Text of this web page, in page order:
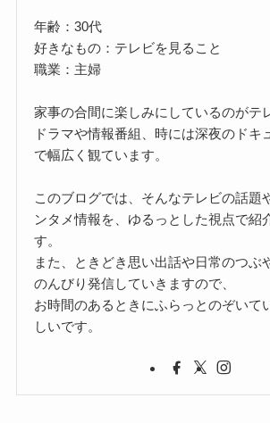
年齢：30代
好きなもの：テレビを見ること
職業：主婦
家事の合間に楽しみにしているのがテ
ドラマや情報番組、時には深夜のドキ
で幅広く観ています。
このブログでは、そんなテレビの話題
ンタメ情報を、ゆるっとした視点で紹
す。
また、ときどき思い出話や日常のつぶ
のんびり発信していきますので、
お時間のあるときにふらっとのぞいて
しいです。